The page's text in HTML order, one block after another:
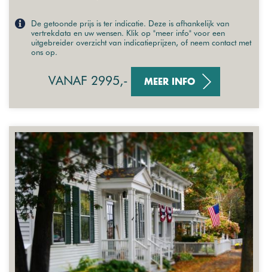
De getoonde prijs is ter indicatie. Deze is afhankelijk van
vertrekdata en uw wensen. Klik op "meer info" voor een
uitgebreider overzicht van indicatieprijzen, of neem contact met
ons op.
VANAF 2995,- MEER INFO